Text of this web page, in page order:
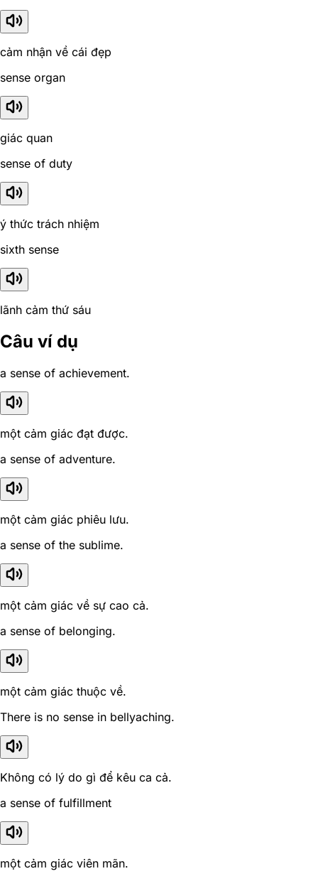
cảm nhận về cái đẹp
sense organ
giác quan
sense of duty
ý thức trách nhiệm
sixth sense
lãnh cảm thứ sáu
Câu ví dụ
a sense of achievement.
một cảm giác đạt được.
a sense of adventure.
một cảm giác phiêu lưu.
a sense of the sublime.
một cảm giác về sự cao cả.
a sense of belonging.
một cảm giác thuộc về.
There is no sense in bellyaching.
Không có lý do gì để kêu ca cả.
a sense of fulfillment
một cảm giác viên mãn.